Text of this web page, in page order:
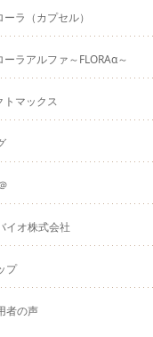
ーラ（カプセル）
ーラアルファ～FLORAα～
トマックス
イオ株式会社
プ
者の声